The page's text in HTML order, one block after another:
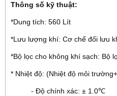
Thông số kỹ thuật:
*Dung tích: 560 Lít
*Lưu lượng khí: Cơ chế đối lưu
*Bộ lọc cho không khí sạch: Bộ
* Nhiệt độ: (Nhiệt độ môi
- Độ chính xác: ± 1.0℃